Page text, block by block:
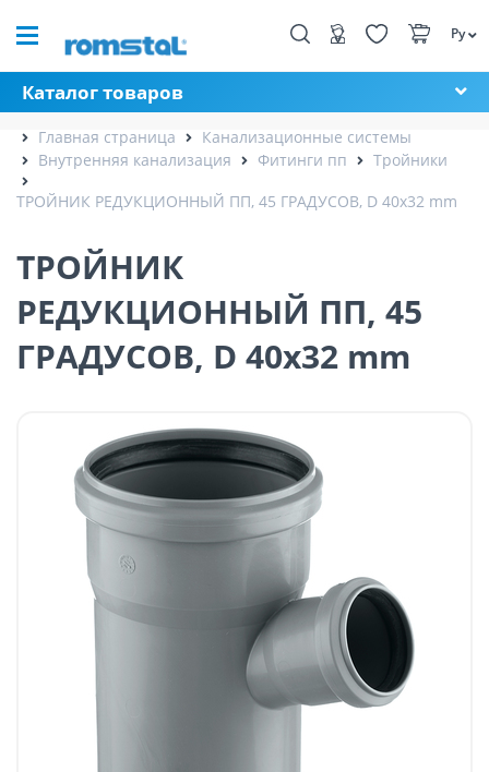
Ру
Каталог товаров
Главная страница
Канализационные системы
Внутренняя канализация
Фитинги пп
Тройники
ТРОЙНИК РЕДУКЦИОННЫЙ ПП, 45 ГРАДУСОВ, D 40x32 mm
ТРОЙНИК
РЕДУКЦИОННЫЙ ПП, 45
ГРАДУСОВ, D 40x32 mm